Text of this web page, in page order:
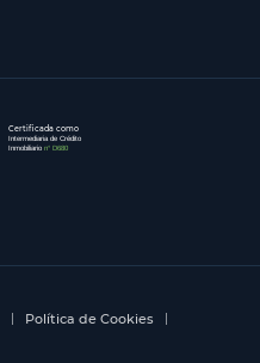
Certificada como
Intermediaria de Crédito
Inmobiliario n° D680
Política de Cookies